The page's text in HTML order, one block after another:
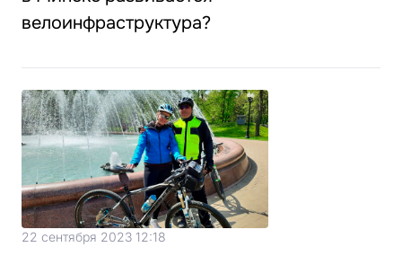
велоинфраструктура?
22 сентября 2023 12:18